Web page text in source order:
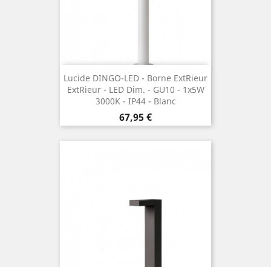
Lucide DINGO-LED - Borne Extrieur
Extrieur - LED Dim. - GU10 - 1x5W
3000K - IP44 - Blanc
Preis
67,95 €